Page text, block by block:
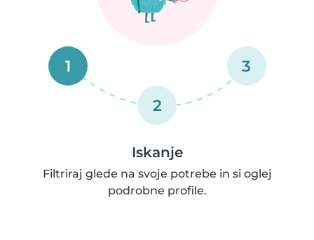
1
2
3
Iskanje
Filtriraj glede na svoje potrebe in si oglej
podrobne profile.